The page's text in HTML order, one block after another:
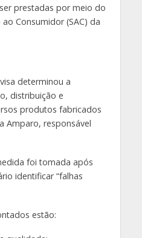
prestadas por meio do
Consumidor (SAC) da
determinou a
distribuição e
produtos fabricados
Amparo, responsável
foi tomada após
identificar “falhas
estão: